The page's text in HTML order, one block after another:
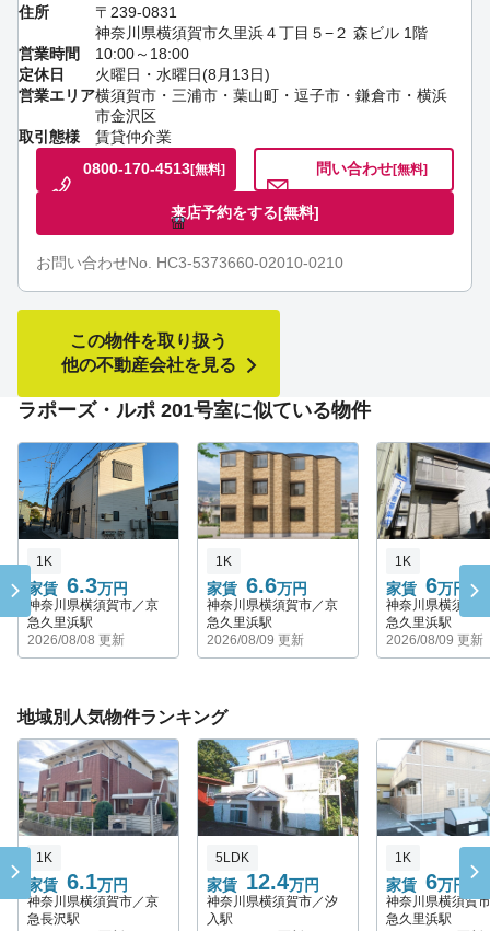
住所
〒239-0831
神奈川県横須賀市久里浜４丁目５−２ 森ビル 1階
営業時間
10:00～18:00
定休日
火曜日・水曜日(8月13日)
営業エリア横須賀市・三浦市・葉山町・逗子市・鎌倉市・横浜
市金沢区
取引態様
賃貸仲介業
0800-170-4513[無料] 問い合わせ[無料]
来店予約をする[無料]
お問い合わせNo. HC3-5373660-02010-0210
この物件を取り扱う
他の不動産会社を見る
ラポーズ・ルポ 201号室に似ている物件
家賃 6.3万円
1K
神奈川県横須賀市／京
急久里浜駅
2026/08/08 更新
家賃 6.6万円
1K
神奈川県横須賀市／京
急久里浜駅
2026/08/09 更新
家賃 6万円
1K
神奈川県横須賀
急久里浜駅
2026/08/09 更新
地域別人気物件ランキング
家賃 6.1万円
1K
神奈川県横須賀市／京
急長沢駅
家賃 12.4万円
5LDK
神奈川県横須賀市／汐
入駅
家賃 6万円
1K
神奈川県横須賀
急久里浜駅